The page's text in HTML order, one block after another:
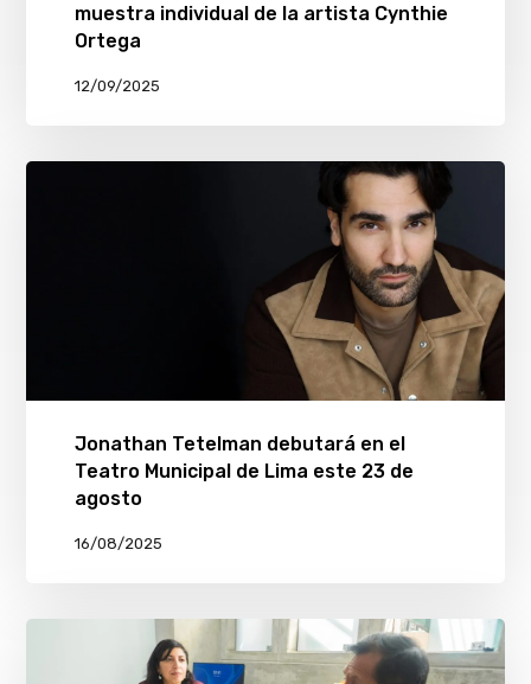
muestra individual de la artista Cynthie
Ortega
12/09/2025
Jonathan Tetelman debutará en el
Teatro Municipal de Lima este 23 de
agosto
16/08/2025